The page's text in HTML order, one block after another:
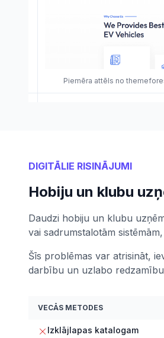
Piemēra attēls no
DIGITĀLIE RISINĀJUMI
Hobiju un klubu
Daudzi hobiju un klubu
vai sadrumstalotām
Šīs problēmas var atrisināt,
darbību un uzlabo
VECĀS METODES
Izklājlapas katalogam